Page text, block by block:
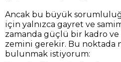
Ancak bu büyük
için yalnızca gayret ve
zamanda güçlü bir kadro
zemini gerekir. Bu noktada
bulunmak istiyorum: